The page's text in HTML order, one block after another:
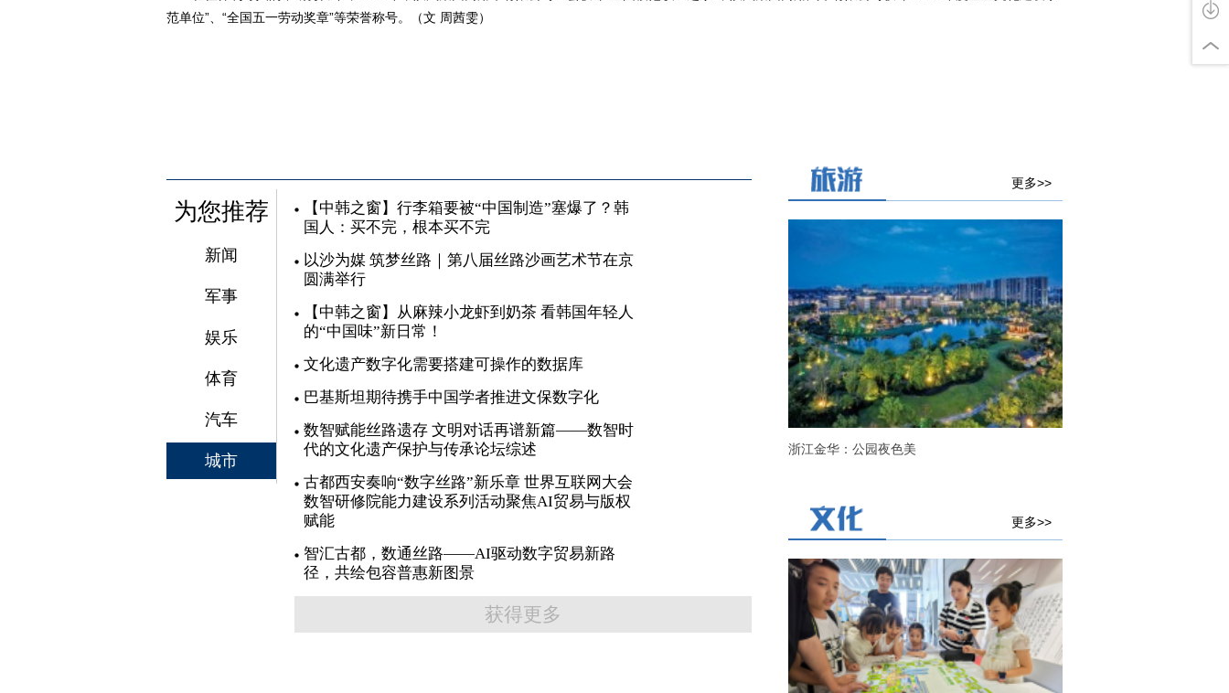
范单位”、“全国五一劳动奖章”等荣誉称号。（文 周茜雯）
为您推荐
新闻
军事
娱乐
体育
汽车
城市
【中韩之窗】行李箱要被“中国制造”塞爆了？韩
国人：买不完，根本买不完
以沙为媒 筑梦丝路｜第八届丝路沙画艺术节在京
圆满举行
【中韩之窗】从麻辣小龙虾到奶茶 看韩国年轻人
的“中国味”新日常！
文化遗产数字化需要搭建可操作的数据库
巴基斯坦期待携手中国学者推进文保数字化
数智赋能丝路遗存 文明对话再谱新篇——数智时
代的文化遗产保护与传承论坛综述
古都西安奏响“数字丝路”新乐章 世界互联网大会
数智研修院能力建设系列活动聚焦AI贸易与版权
赋能
智汇古都，数通丝路——AI驱动数字贸易新路
径，共绘包容普惠新图景
获得更多
更多>>
浙江金华：公园夜色美
更多>>